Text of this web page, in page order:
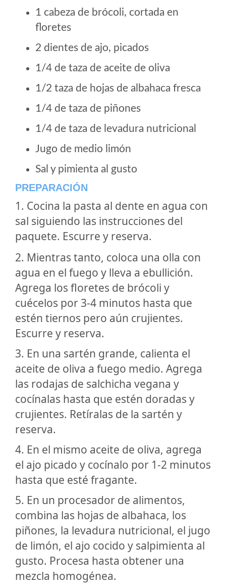
1 cabeza de brócoli, cortada en
floretes
2 dientes de ajo, picados
1/4 de taza de aceite de oliva
1/2 taza de hojas de albahaca fresca
1/4 de taza de piñones
1/4 de taza de levadura nutricional
Jugo de medio limón
Sal y pimienta al gusto
PREPARACIÓN
1. Cocina la pasta al dente en agua con
sal siguiendo las instrucciones del
paquete. Escurre y reserva.
2. Mientras tanto, coloca una olla con
agua en el fuego y lleva a ebullición.
Agrega los floretes de brócoli y
cuécelos por 3-4 minutos hasta que
estén tiernos pero aún crujientes.
Escurre y reserva.
3. En una sartén grande, calienta el
aceite de oliva a fuego medio. Agrega
las rodajas de salchicha vegana y
cocínalas hasta que estén doradas y
crujientes. Retíralas de la sartén y
reserva.
4. En el mismo aceite de oliva, agrega
el ajo picado y cocínalo por 1-2 minutos
hasta que esté fragante.
5. En un procesador de alimentos,
combina las hojas de albahaca, los
piñones, la levadura nutricional, el jugo
de limón, el ajo cocido y salpimienta al
gusto. Procesa hasta obtener una
mezcla homogénea.